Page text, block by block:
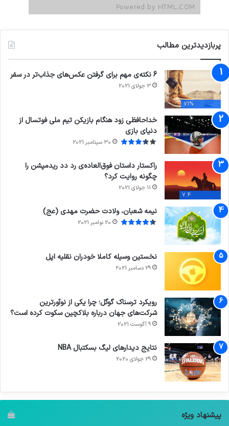
پربازدیدترین مطالب
71%
6 نکته‌ی مهم برای گرفتن عکس‌های جذاب‌تر در سفر
3 جولای 2021
خداحافظی زود هنگام بازیکن تیم ملی فوتسال از
دنیای بازی
30 سپتامبر 2021
7.4
راکستار داستان فوق‌العاده‌ی رد دد ریدمپشن را
چگونه روایت کرد؟
11 جولای 2021
نیمه شعبان، ولادت حضرت مهدی (عج)
20 نوامبر 2021
نخستین وسیله کاملا خودران نقلیه اپل
29 دسامبر 2021
رویکرد ترسناک گوگل؛ چرا یکی از نوآورترین
شرکت‌های جهان درباره بلاکچین سکوت کرده است؟
9 آگوست 2021
نتایج دیدار‌های لیگ بسکتبال NBA
29 جولای 2020
پیشنهاد ویژه